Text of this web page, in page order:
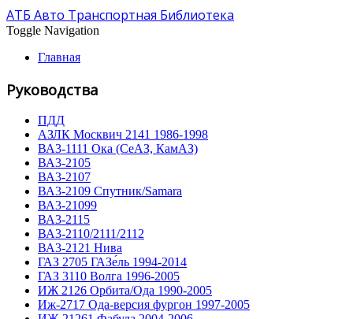
АТБ Авто Транспортная Библиотека
Toggle Navigation
Главная
Руководства
ПДД
АЗЛК Москвич 2141 1986-1998
ВА3-1111 Ока (СеАЗ, КамАЗ)
ВА3-2105
ВА3-2107
ВА3-2109 Спутник/Samara
ВА3-21099
ВА3-2115
ВА3-2110/2111/2112
ВА3-2121 Нива
ГАЗ 2705 ГАЗе́ль 1994-2014
ГАЗ 3110 Волга 1996-2005
ИЖ 2126 Орбита/Ода 1990-2005
Иж-2717 Ода-версия фургон 1997-2005